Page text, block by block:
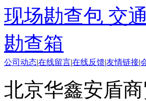
现场勘查包 交
勘查箱
公司动态|在线留言|在线反馈|友情链接|
北京华鑫安盾